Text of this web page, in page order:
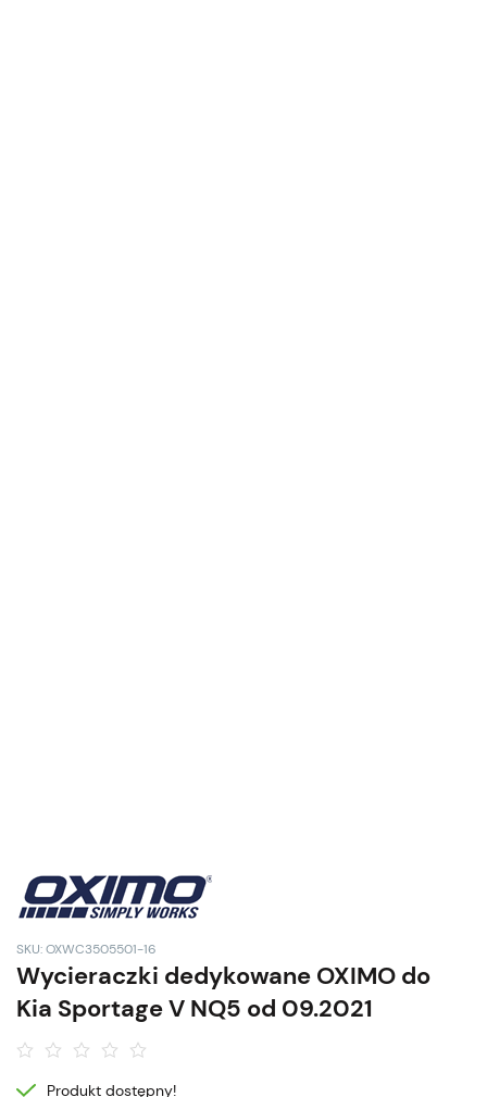
SKU: OXWC3505501-16
Wycieraczki dedykowane OXIMO do
Kia Sportage V NQ5 od 09.2021
Produkt dostępny!